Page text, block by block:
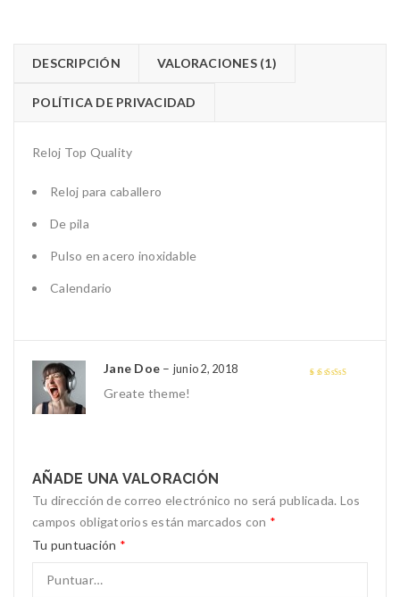
DESCRIPCIÓN VALORACIONES (1)
POLÍTICA DE PRIVACIDAD
Reloj Top Quality
Reloj para caballero
De pila
Pulso en acero inoxidable
Calendario
Jane Doe – junio 2, 2018
Greate theme!
AÑADE UNA VALORACIÓN
Tu dirección de correo electrónico no será publicada. Los
campos obligatorios están marcados con *
Tu puntuación *